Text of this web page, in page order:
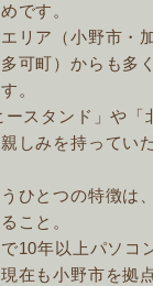
です。
リア（小野市・
可町）からも多
。
ースタンド」や
しみを持ってい
ひとつの特徴は
こと。
10年以上パソコ
在も小野市を拠